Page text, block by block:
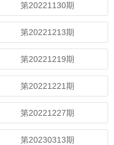
第20221130期
第20221213期
第20221219期
第20221221期
第20221227期
第20230313期